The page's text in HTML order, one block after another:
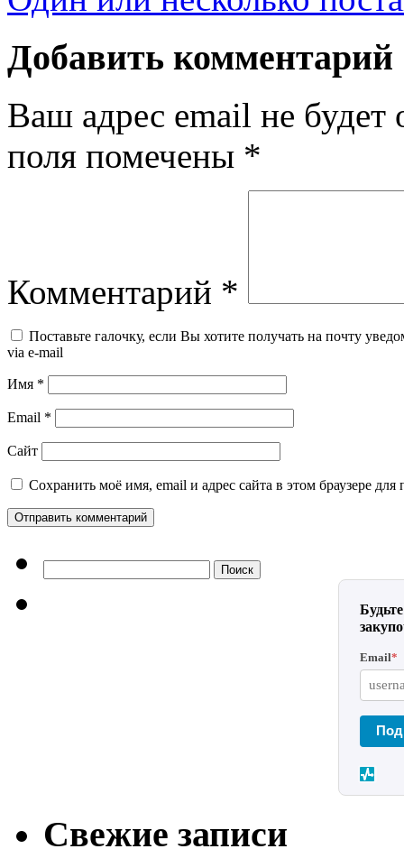
Добавить комментарий
Ваш адрес email не будет
поля помечены *
Комментарий *
Поставьте галочку, если Вы хотите получать на почту
via e-mail
Имя *
Email *
Сайт
Сохранить моё имя, email и адрес сайта в этом браузере
Email*
Свежие записи